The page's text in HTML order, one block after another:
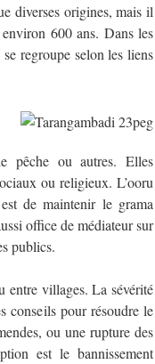
diverses origines, mais il
600 ans. Dans les
regroupe selon les liens
pêche ou autres. Elles
ou religieux. L’ooru
de maintenir le grama
office de médiateur sur
publics.
entre villages. La sévérité
conseils pour résoudre le
ou une rupture des
est le bannissement